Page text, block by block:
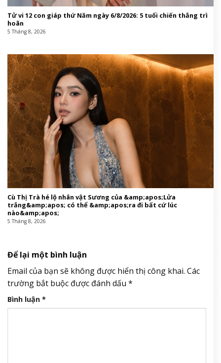
Tử vi 12 con giáp thứ Năm ngày 6/8/2026: 5 tuổi chiến thắng trì
hoãn
5 Tháng 8, 2026
Cù Thị Trà hé lộ nhân vật Sương của &amp;apos;Lửa
trắng&amp;apos; có thể &amp;apos;ra đi bất cứ lúc
nào&amp;apos;
5 Tháng 8, 2026
Để lại một bình luận
Email của bạn sẽ không được hiển thị công khai. Các
trường bắt buộc được đánh dấu *
Bình luận *